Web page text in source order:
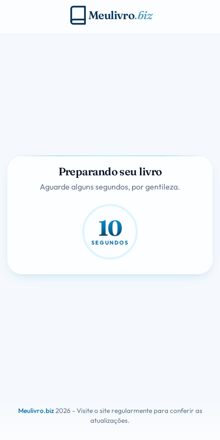
Meulivro.biz
10
SEGUNDOS
Preparando seu livro
Aguarde alguns segundos, por gentileza.
Meulivro.biz2026 - Visite o site regularmente para conferir as
atualizações.